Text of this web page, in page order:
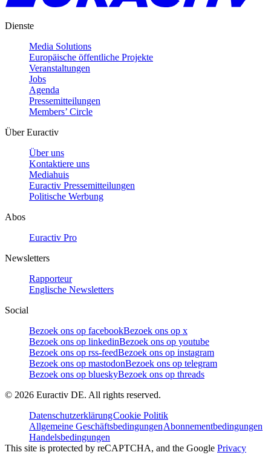
Dienste
Media Solutions
Europäische öffentliche Projekte
Veranstaltungen
Jobs
Agenda
Pressemitteilungen
Members’ Circle
Über Euractiv
Über uns
Kontaktiere uns
Mediahuis
Euractiv Pressemitteilungen
Politische Werbung
Abos
Euractiv Pro
Newsletters
Rapporteur
Englische Newsletters
Social
Bezoek ons op facebookBezoek ons op x
Bezoek ons op linkedinBezoek ons op youtube
Bezoek ons op rss-feedBezoek ons op instagram
Bezoek ons op mastodonBezoek ons op telegram
Bezoek ons op blueskyBezoek ons op threads
© 2026 Euractiv DE. All rights reserved.
DatenschutzerklärungCookie Politik
Allgemeine GeschäftsbedingungenAbonnementbedingungen
Handelsbedingungen
This site is protected by reCAPTCHA, and the Google Privacy